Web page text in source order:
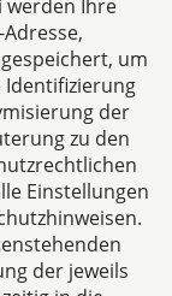
werden Ihre
um
Identifizierung
der
zu den
Einstellungen
der jeweils